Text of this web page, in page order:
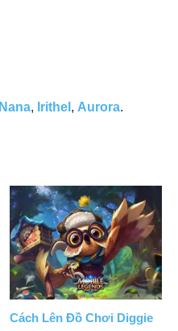
Nana, Irithel , Aurora.
Cách Lên Đồ Chơi Diggie